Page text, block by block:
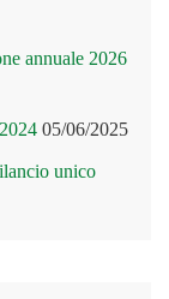
annuale 2026
05/06/2025
unico